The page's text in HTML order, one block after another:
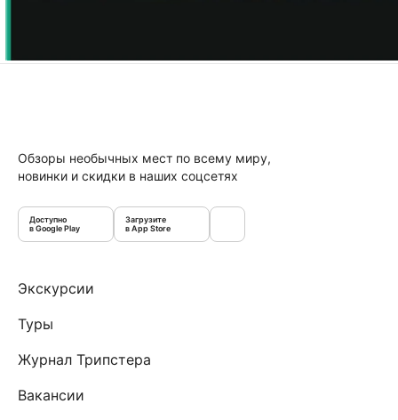
Обзоры необычных мест по всему миру,
новинки и скидки в наших соцсетях
Доступно
в Google Play
Загрузите
в App Store
Экскурсии
Туры
Журнал Трипстера
Вакансии